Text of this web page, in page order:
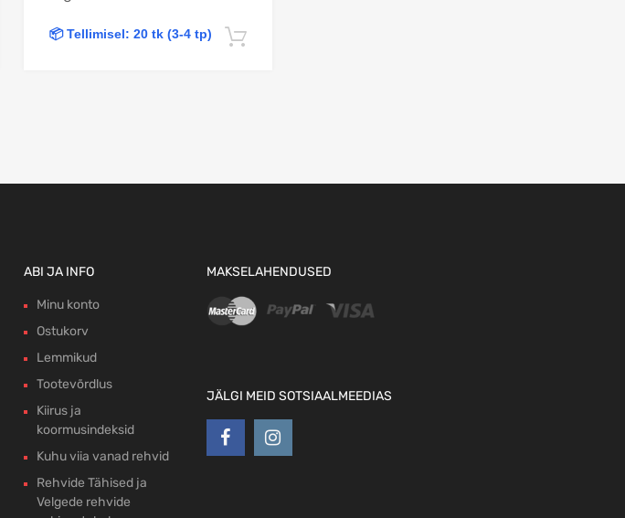
Lisa korvi📦 Tellimisel: 20 tk (3-4 tp)
ABI JA INFO
Minu konto
Ostukorv
Lemmikud
Tootevõrdlus
Kiirus ja
koormusindeksid
Kuhu viia vanad rehvid
Rehvide Tähised ja
Velgede rehvide
MAKSELAHENDUSED
JÄLGI MEID SOTSIAALMEEDIAS